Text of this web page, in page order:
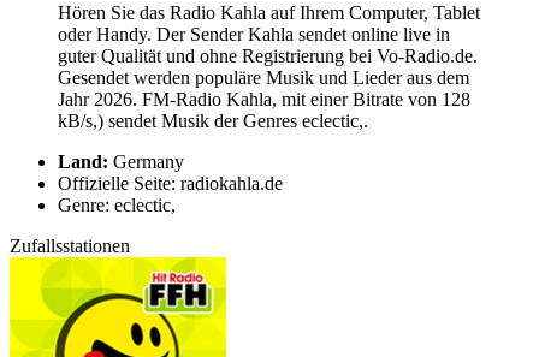
Hören Sie das Radio Kahla auf Ihrem Computer, Tablet
oder Handy. Der Sender Kahla sendet online live in
guter Qualität und ohne Registrierung bei Vo-Radio.de.
Gesendet werden populäre Musik und Lieder aus dem
Jahr 2026. FM-Radio Kahla, mit einer Bitrate von 128
kB/s,) sendet Musik der Genres eclectic,.
Land: Germany
Offizielle Seite: radiokahla.de
Genre: eclectic,
Zufallsstationen